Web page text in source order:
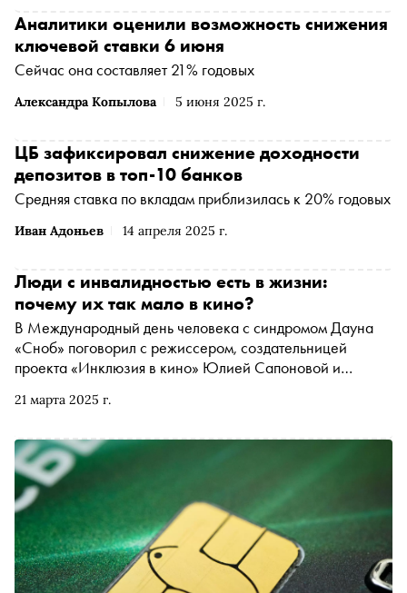
Александра Копылова 5 июня 2025 г.
Аналитики оценили возможность снижения
ключевой ставки 6 июня
Сейчас она составляет 21% годовых
Иван Адоньев 14 апреля 2025 г.
ЦБ зафиксировал снижение доходности
депозитов в топ-10 банков
Средняя ставка по вкладам приблизилась к 20% годовых
21 марта 2025 г.
Люди с инвалидностью есть в жизни:
почему их так мало в кино?
В Международный день человека с синдромом Дауна
«Сноб» поговорил с режиссером, создательницей
проекта «Инклюзия в кино» Юлией Сапоновой и
актеры с синдромом Дауна дублировали французский
играли на сцене «Современника» и стали героями
нового пластического фильма. А еще объяснили, почему
честное присутствие таких актеров в кадре делает кино
сильнее — и для зрителя, и для индустрии